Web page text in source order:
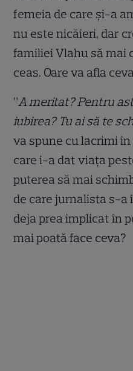
femeia de care și-a
nu este nicăieri, dar
familiei Vlahu să mai
ceas. Oare va afla
”A meritat? Pentru
iubirea? Tu ai să te
va spune cu lacrimi
care i-a dat viața
puterea să mai
de care jurnalista s-a
deja prea implicat în
mai poată face ceva?